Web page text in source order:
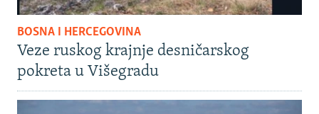
BOSNA I HERCEGOVINA
Veze ruskog krajnje desničarskog
pokreta u Višegradu